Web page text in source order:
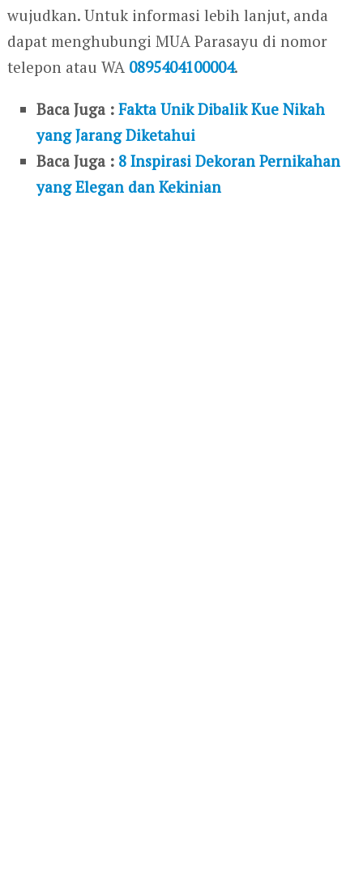
wujudkan. Untuk informasi lebih lanjut, anda
dapat menghubungi MUA Parasayu di nomor
telepon atau WA 0895404100004.
Baca Juga :Fakta Unik Dibalik Kue Nikah
yang Jarang Diketahui
Baca Juga : 8 Inspirasi Dekoran Pernikahan
yang Elegan dan Kekinian